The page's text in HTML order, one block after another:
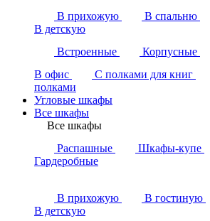
В прихожую
В спальню
В детскую
Встроенные
Корпусные
В офис
С полками для книг
полками
Угловые шкафы
Все шкафы
Все шкафы
Распашные
Шкафы-купе
Гардеробные
В прихожую В гостиную
В детскую